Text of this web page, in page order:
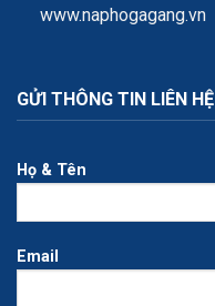
www.naphogagang.vn
GỬI THÔNG TIN LIÊN HỆ
Họ & Tên
Email